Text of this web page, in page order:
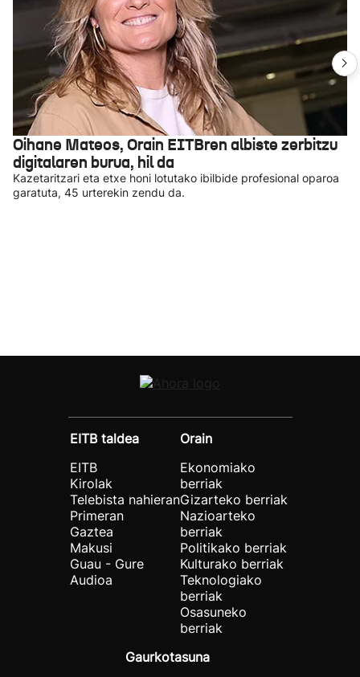
Oihane Mateos, Orain EITBren albiste zerbitzu
digitalaren burua, hil da
Kazetaritzari eta etxe honi lotutako ibilbide profesional oparoa
garatuta, 45 urterekin zendu da.
EITB taldea
EITB
Kirolak
Telebista nahieran
Primeran
Gaztea
Makusi
Guau - Gure
Audioa
Orain
Ekonomiako
berriak
Gizarteko berriak
Nazioarteko
berriak
Politikako berriak
Kulturako berriak
Teknologiako
berriak
Osasuneko
berriak
Gaurkotasuna